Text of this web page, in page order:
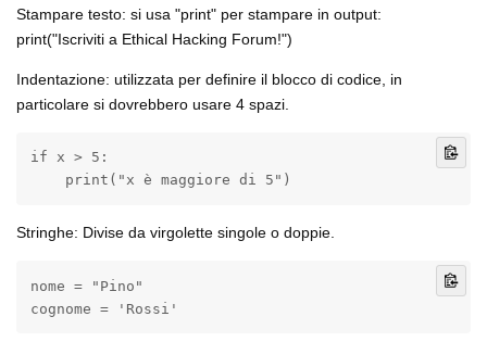
Stampare testo: si usa "print" per stampare in output:
print("Iscriviti a Ethical Hacking Forum!")
Indentazione: utilizzata per definire il blocco di codice, in
particolare si dovrebbero usare 4 spazi.
if x > 5:
    print("x è maggiore di 5")
Stringhe: Divise da virgolette singole o doppie.
nome = "Pino"
cognome = 'Rossi'